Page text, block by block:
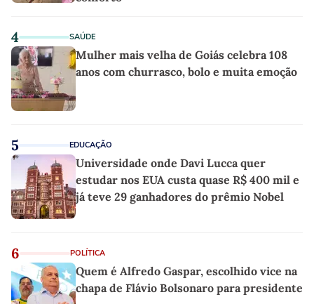
4 SAÚDE
Mulher mais velha de Goiás celebra 108
anos com churrasco, bolo e muita emoção
5 EDUCAÇÃO
Universidade onde Davi Lucca quer
estudar nos EUA custa quase R$ 400 mil e
já teve 29 ganhadores do prêmio Nobel
6 POLÍTICA
Quem é Alfredo Gaspar, escolhido vice na
chapa de Flávio Bolsonaro para presidente